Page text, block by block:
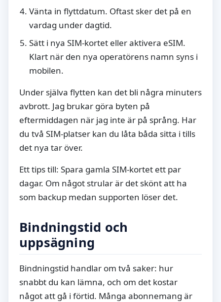
Vänta in flyttdatum. Oftast sker det på en
vardag under dagtid.
Sätt i nya SIM-kortet eller aktivera eSIM.
Klart när den nya operatörens namn syns i
mobilen.
Under själva flytten kan det bli några minuters
avbrott. Jag brukar göra byten på
eftermiddagen när jag inte är på språng. Har
du två SIM-platser kan du låta båda sitta i tills
det nya tar över.
Ett tips till: Spara gamla SIM-kortet ett par
dagar. Om något strular är det skönt att ha
som backup medan supporten löser det.
Bindningstid och
uppsägning
Bindningstid handlar om två saker: hur
snabbt du kan lämna, och om det kostar
något att gå i förtid. Många abonnemang är